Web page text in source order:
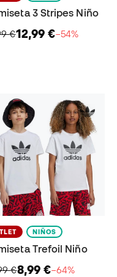
3 Stripes Niño
€12,99 €−54%
NIÑOS
Trefoil Niño
€8,99 €−64%